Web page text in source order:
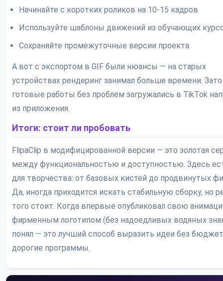
Начинайте с коротких роликов на 10-15 кадров
Используйте шаблоны движений из обучающих
Сохраняйте промежуточные версии проекта
А вот с экспортом в GIF были нюансы — на старых
устройствах рендеринг занимал больше времени. Зато
готовые работы без проблем загружались в TikTok
из приложения.
Итоги: стоит ли пробовать
FlipaClip в модифицированной версии — это золотая
между функциональностью и доступностью. Здесь
для творчества: от базовых кистей до продвинутых
Да, иногда приходится искать стабильную сборку, но
того стоит. Когда впервые опубликовал свою
фирменным логотипом (без надоедливых водяных
понял — это лучший способ выразить идеи без
дорогие программы.